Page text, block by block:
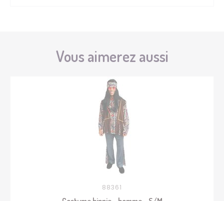
Vous aimerez aussi
88361